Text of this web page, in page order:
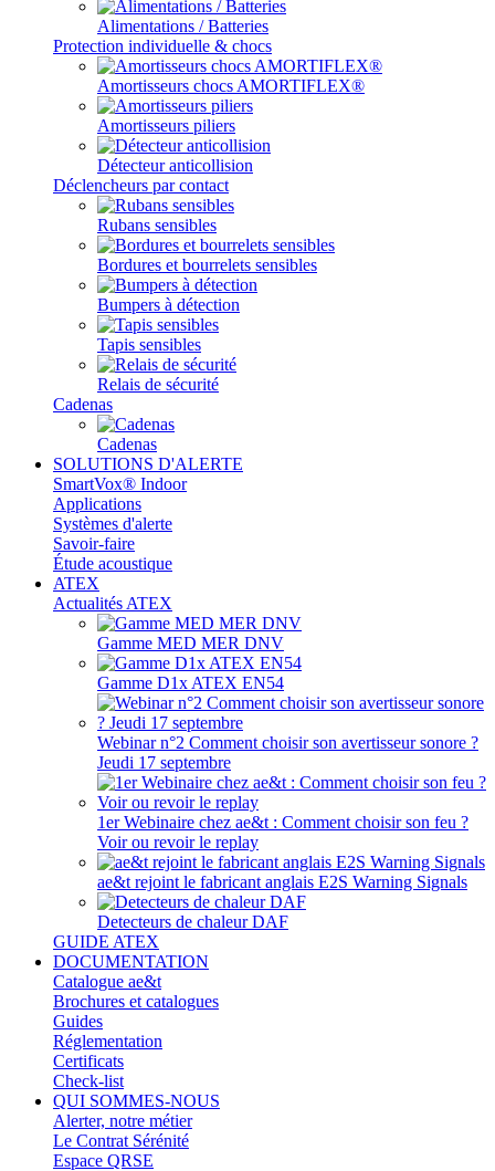
Alimentations / Batteries
Protection individuelle & chocs
Amortisseurs chocs AMORTIFLEX®
Amortisseurs piliers
Détecteur anticollision
Déclencheurs par contact
Rubans sensibles
Bordures et bourrelets sensibles
Bumpers à détection
Tapis sensibles
Relais de sécurité
Cadenas
Cadenas
SOLUTIONS D'ALERTE
SmartVox® Indoor
Applications
Systèmes d'alerte
Savoir-faire
Étude acoustique
ATEX
Actualités ATEX
Gamme MED MER DNV
Gamme D1x ATEX EN54
Webinar n°2 Comment choisir son avertisseur sonore ?
Jeudi 17 septembre
1er Webinaire chez ae&t : Comment choisir son feu ?
Voir ou revoir le replay
ae&t rejoint le fabricant anglais E2S Warning Signals
Detecteurs de chaleur DAF
GUIDE ATEX
DOCUMENTATION
Catalogue ae&t
Brochures et catalogues
Guides
Réglementation
Certificats
Check-list
QUI SOMMES-NOUS
Alerter, notre métier
Le Contrat Sérénité
Espace QRSE